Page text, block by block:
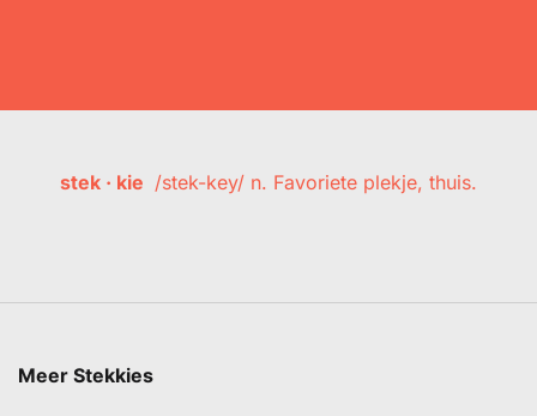
stek · kie /stek-key/ n. Favoriete plekje, thuis.
Meer Stekkies